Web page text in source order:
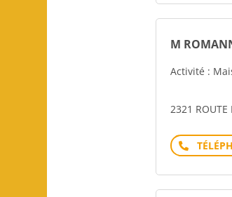
M
Activité :
2321 ROUTE